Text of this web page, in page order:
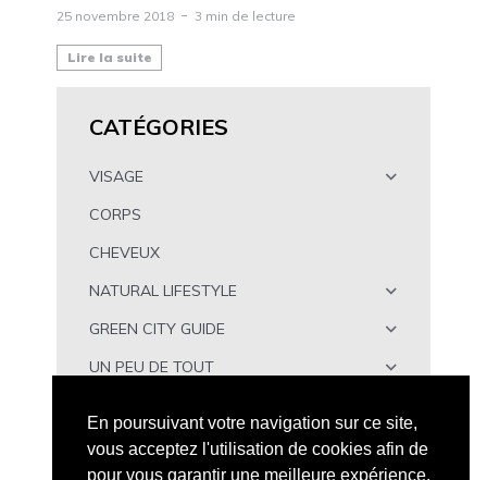
25 novembre 2018 3 min de lecture
Lire la suite
CATÉGORIES
VISAGE
CORPS
CHEVEUX
NATURAL LIFESTYLE
GREEN CITY GUIDE
UN PEU DE TOUT
En poursuivant votre navigation sur ce site,
vous acceptez l'utilisation de cookies afin de
pour vous garantir une meilleure expérience.